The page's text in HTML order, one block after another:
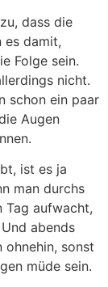
dass die
es damit,
Folge sein.
nicht.
schon ein paar
Augen
ist es ja
man durchs
Tag aufwacht,
abends
sonst
müde sein.